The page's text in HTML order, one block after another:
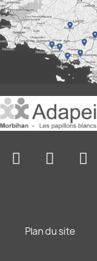
Plan du site